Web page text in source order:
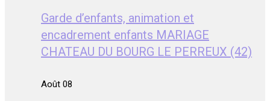
Garde d’enfants, animation et
encadrement enfants MARIAGE
CHATEAU DU BOURG LE PERREUX (42)
Août 08